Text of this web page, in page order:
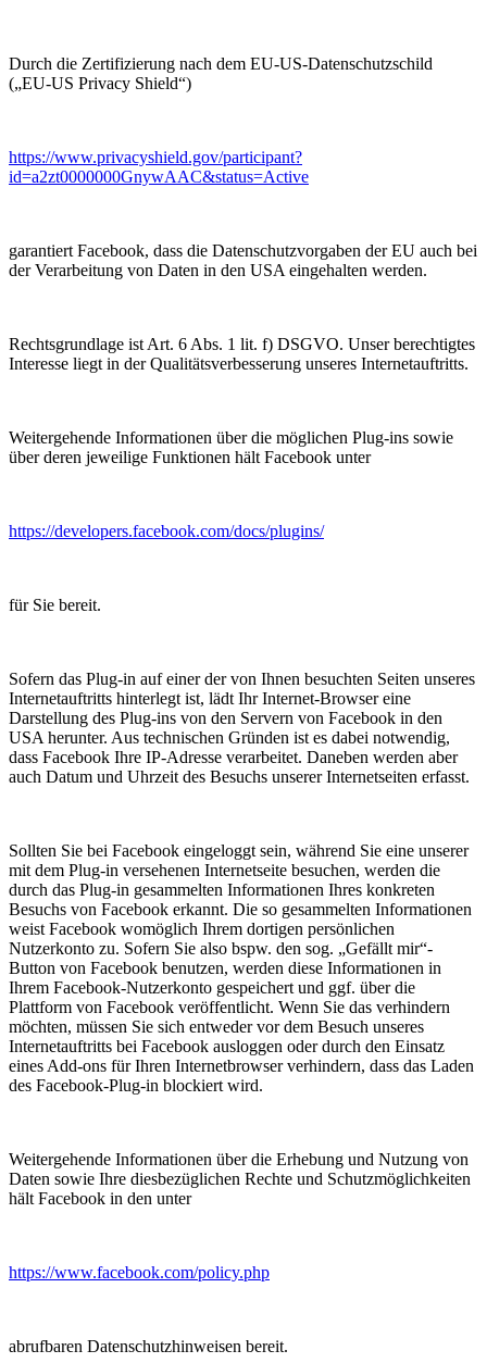
Durch die Zertifizierung nach dem EU-US-Datenschutzschild
(„EU-US Privacy Shield“)
https://www.privacyshield.gov/participant?
id=a2zt0000000GnywAAC&status=Active
garantiert Facebook, dass die Datenschutzvorgaben der EU auch bei
der Verarbeitung von Daten in den USA eingehalten werden.
Rechtsgrundlage ist Art. 6 Abs. 1 lit. f) DSGVO. Unser berechtigtes
Interesse liegt in der Qualitätsverbesserung unseres Internetauftritts.
Weitergehende Informationen über die möglichen Plug-ins sowie
über deren jeweilige Funktionen hält Facebook unter
https://developers.facebook.com/docs/plugins/
für Sie bereit.
Sofern das Plug-in auf einer der von Ihnen besuchten Seiten unseres
Internetauftritts hinterlegt ist, lädt Ihr Internet-Browser eine
Darstellung des Plug-ins von den Servern von Facebook in den
USA herunter. Aus technischen Gründen ist es dabei notwendig,
dass Facebook Ihre IP-Adresse verarbeitet. Daneben werden aber
auch Datum und Uhrzeit des Besuchs unserer Internetseiten erfasst.
Sollten Sie bei Facebook eingeloggt sein, während Sie eine unserer
mit dem Plug-in versehenen Internetseite besuchen, werden die
durch das Plug-in gesammelten Informationen Ihres konkreten
Besuchs von Facebook erkannt. Die so gesammelten Informationen
weist Facebook womöglich Ihrem dortigen persönlichen
Nutzerkonto zu. Sofern Sie also bspw. den sog. „Gefällt mir“-
Button von Facebook benutzen, werden diese Informationen in
Ihrem Facebook-Nutzerkonto gespeichert und ggf. über die
Plattform von Facebook veröffentlicht. Wenn Sie das verhindern
möchten, müssen Sie sich entweder vor dem Besuch unseres
Internetauftritts bei Facebook ausloggen oder durch den Einsatz
eines Add-ons für Ihren Internetbrowser verhindern, dass das Laden
des Facebook-Plug-in blockiert wird.
Weitergehende Informationen über die Erhebung und Nutzung von
Daten sowie Ihre diesbezüglichen Rechte und Schutzmöglichkeiten
hält Facebook in den unter
https://www.facebook.com/policy.php
abrufbaren Datenschutzhinweisen bereit.